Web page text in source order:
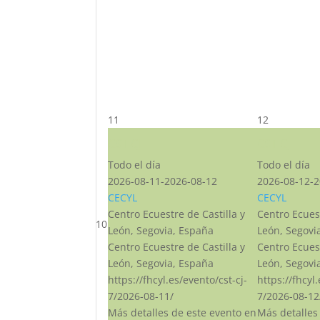
10
11
Todo el día
2026-08-11-2026-08-12
CECYL
Centro Ecuestre de Castilla y
León, Segovia, España
Centro Ecuestre de Castilla y
León, Segovia, España
https://fhcyl.es/evento/cst-cj-
7/2026-08-11/
Más detalles de este evento en
12
Todo el día
2026-08-12-
CECYL
Centro
León,
Centro
León,
https://
7/2026-08-
Más